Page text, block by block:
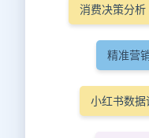
消费决策分析
精准营
小红书数据